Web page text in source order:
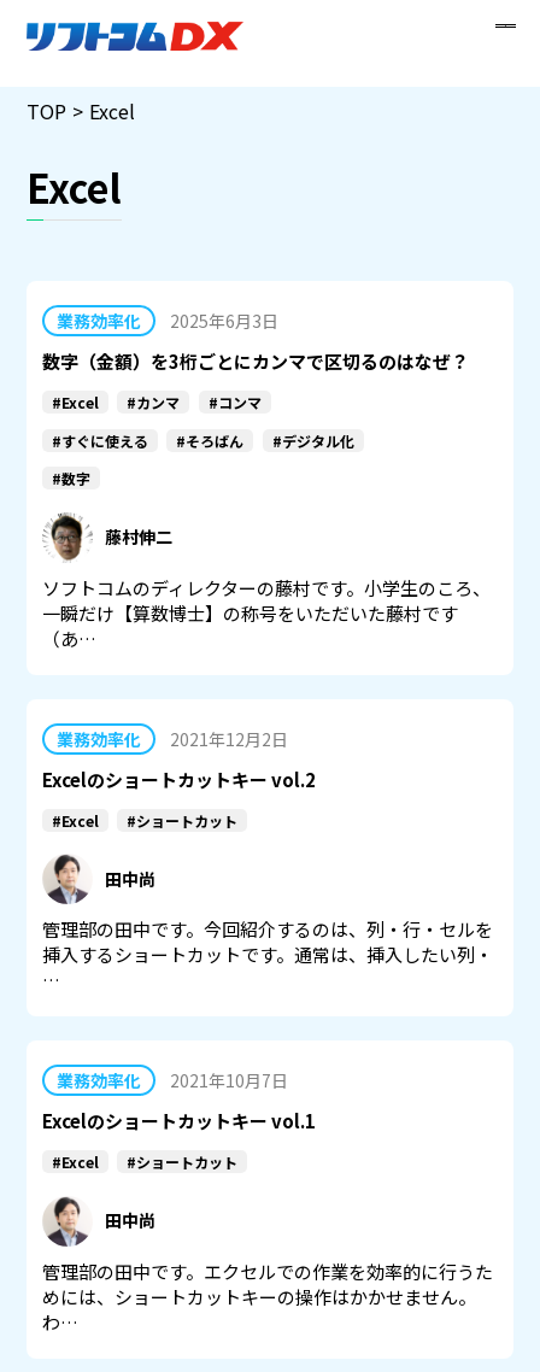
TOP Excel
Excel
業務効率化 2025年6月3日
数字（金額）を3桁ごとにカンマで区切るのはなぜ？
#Excel #カンマ
#コンマ
#すぐに使える
#そろばん
#デジタル化
#数字
藤村伸二
ソフトコムのディレクターの藤村です。小学生のころ、
一瞬だけ【算数博士】の称号をいただいた藤村です
（あ…
業務効率化 2021年12月2日
Excelのショートカットキー vol.2
#Excel #ショートカット
田中尚
管理部の田中です。今回紹介するのは、列・行・セルを
挿入するショートカットです。通常は、挿入したい列・
…
業務効率化 2021年10月7日
Excelのショートカットキー vol.1
#Excel #ショートカット
田中尚
管理部の田中です。エクセルでの作業を効率的に行うた
めには、ショートカットキーの操作はかかせません。
わ…